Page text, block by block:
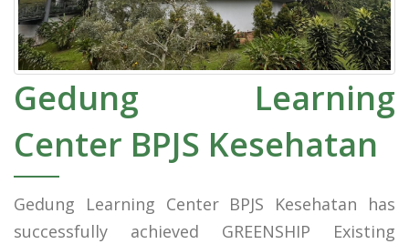
Gedung Learning
Center BPJS Kesehatan
Gedung Learning Center BPJS Kesehatan has
successfully achieved GREENSHIP Existing